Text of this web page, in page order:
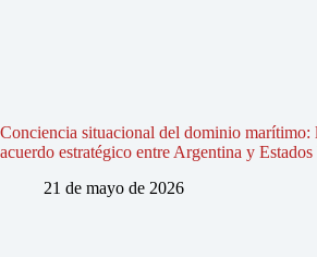
Conciencia situacional del dominio marítimo:
acuerdo estratégico entre Argentina y
21 de mayo de 2026